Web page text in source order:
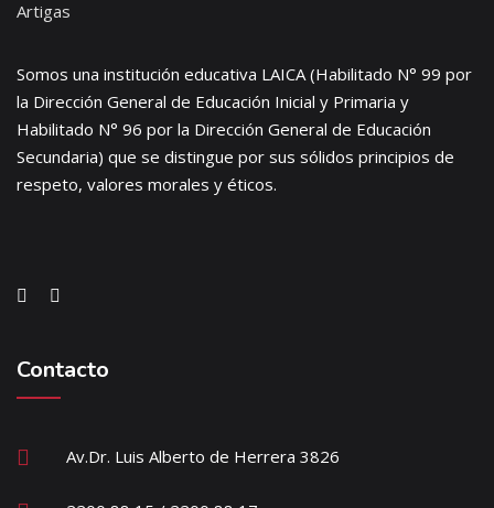
Somos una institución educativa LAICA (Habilitado N° 99 por
la Dirección General de Educación Inicial y Primaria y
Habilitado N° 96 por la Dirección General de Educación
Secundaria) que se distingue por sus sólidos principios de
respeto, valores morales y éticos.
Contacto
Av.Dr. Luis Alberto de Herrera 3826